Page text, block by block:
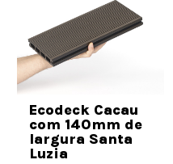
Ecodeck Cacau
com 140mm de
largura Santa
Luzia